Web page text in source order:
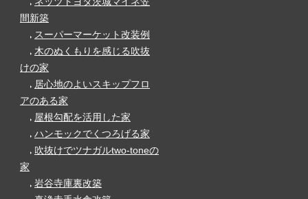
間新築
スーパーマーケット改装例
木のぬくもりを感じる吹抜
けの家
居心地のよいスキップフロ
アのある家
屋根勾配を活用した家
ハンモックでくつろげる家
吹抜けでツナガルtwo-toneの
家
岩谷寺庫裏改築